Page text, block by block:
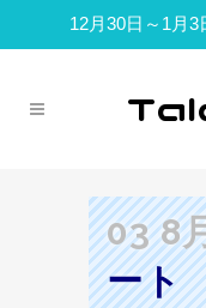
12月30日～1月3
03 8
ート